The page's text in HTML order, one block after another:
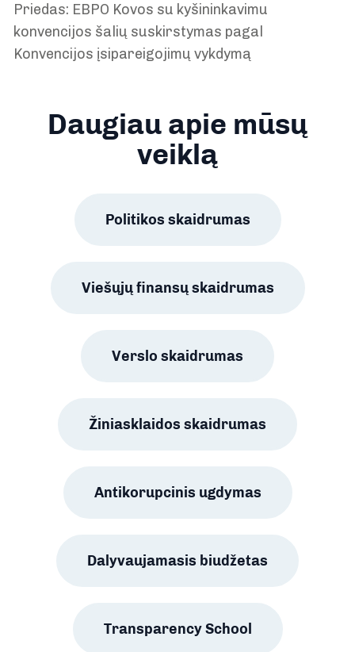
Priedas: EBPO Kovos su kyšininkavimu
konvencijos šalių suskirstymas pagal
Konvencijos įsipareigojimų vykdymą
Daugiau apie mūsų
veiklą
Politikos skaidrumas
Viešųjų finansų skaidrumas
Verslo skaidrumas
Žiniasklaidos skaidrumas
Antikorupcinis ugdymas
Dalyvaujamasis biudžetas
Transparency School